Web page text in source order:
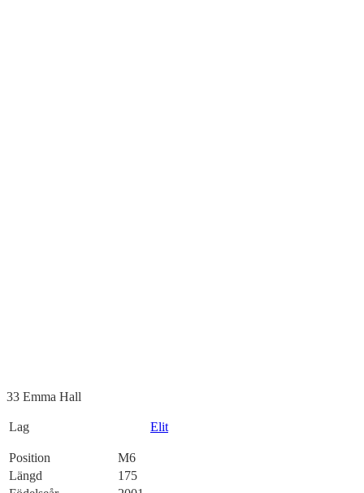
33 Emma Hall
Lag Elit
Position
M6
Längd
175